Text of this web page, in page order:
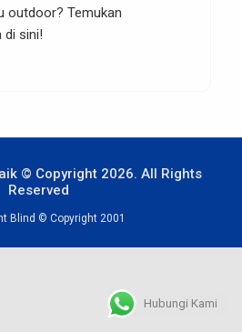
outdoor? Temukan
di sini!
© Copyright 2026. All Rights
Reserved
Blind © Copyright 2001
Hubungi Kami